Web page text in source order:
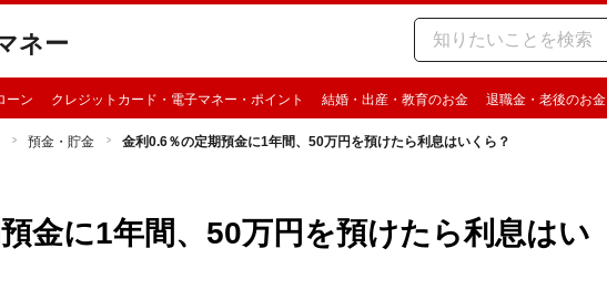
ネー
ーン クレジットカード・電子マネー・ポイント 結婚・出産・教育のお金 退職金・老後のお金
預金・貯金 金利0.6％の定期預金に1年間、50万円を預けたら利息はいくら？
金に1年間、50万円を預けたら利息はい